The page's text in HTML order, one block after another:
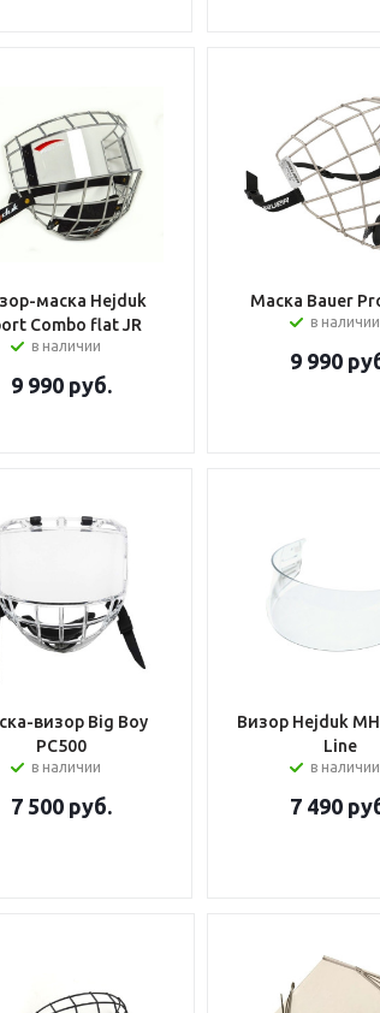
маска Hejduk
Combo flat JR
в наличии
9 990 руб.
Маска Bauer
в наличии
9 990
визор Big Boy
PC500
в наличии
7 500руб.
Визор Hejduk
Line
в наличии
7 490